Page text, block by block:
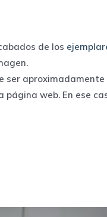
de los
ser
web. En ese